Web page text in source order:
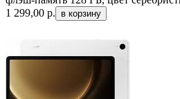
1 299,00 р.